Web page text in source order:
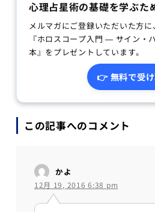
心理占星術の基礎を学ぶた
メルマガにご登録いただいた方に、
『ホロスコープ入門 — サイン・
本』をプレゼントしています。
👉 無料で受
この記事へのコメント
かよ
12月 19, 2016 6:38 pm